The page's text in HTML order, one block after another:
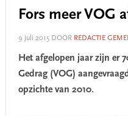
Fors meer VOG
9 juli 2015DOOR REDACTIE
Het afgelopen jaar zijn er
Gedrag (VOG)
opzichte van 2010.